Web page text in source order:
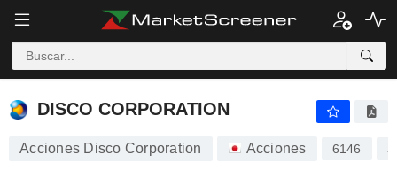
DISCO CORPORATION
DISCO CORPORATION
Acciones Disco Corporation Acciones 6146